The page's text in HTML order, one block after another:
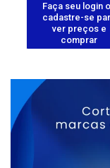
Faça seu login
cadastre-se
ver preços e
comprar